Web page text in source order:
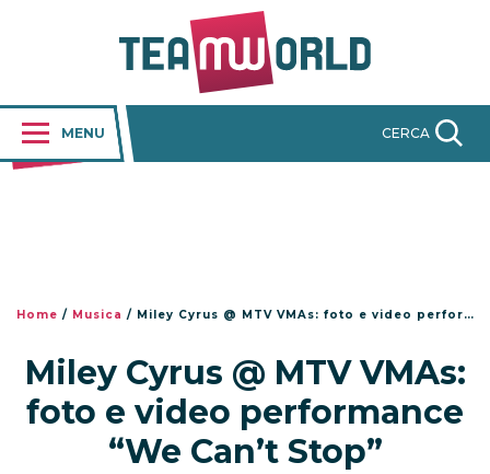
MENU CERCA
Home / Musica / Miley Cyrus @ MTV VMAs: foto e video performance “We Can’t Stop”
Miley Cyrus @ MTV VMAs:
foto e video performance
“We Can’t Stop”